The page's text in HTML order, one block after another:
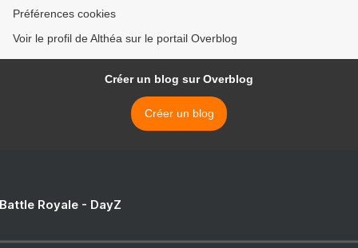
Préférences cookies
Voir le profil de Althéa sur le portail Overblog
Créer un blog sur Overblog
Créer un blog
Royale - DayZ